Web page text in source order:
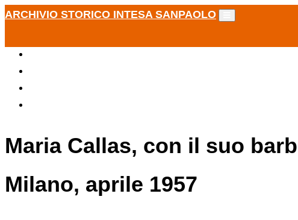
ARCHIVIO STORICO INTESA SANPAOLO
Maria Callas, con il suo
Milano, aprile 1957